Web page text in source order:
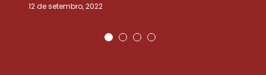
12 de setembro, 2022